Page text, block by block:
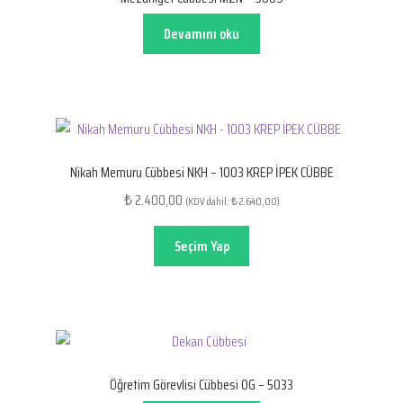
Devamını oku
Nikah Memuru Cübbesi NKH – 1003 KREP İPEK CÜBBE
₺2.400,00 (KDV dahil: ₺2.640,00)
Seçim Yap
Öğretim Görevlisi Cübbesi OG – 5033